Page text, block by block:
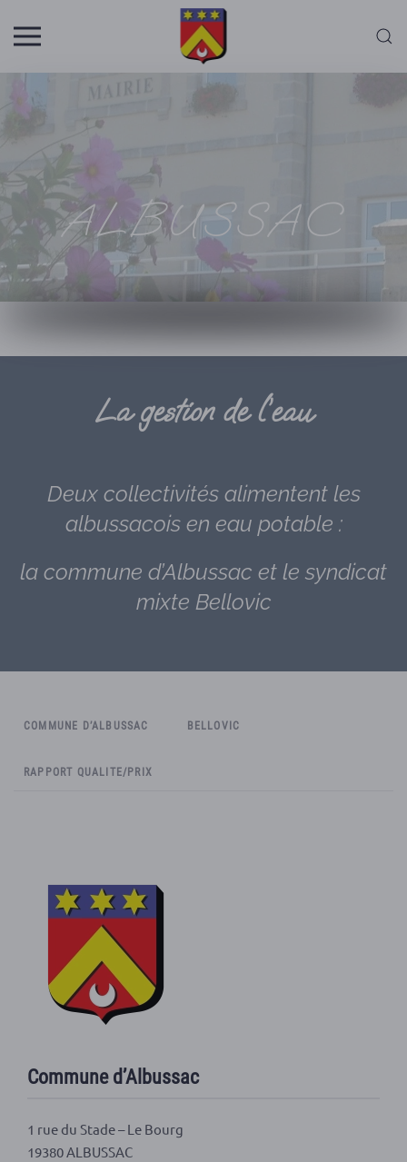
Skip to main content
ALBUSSAC
La gestion de l’eau
Deux collectivités alimentent les
albussacois en eau potable :
la commune d’Albussac et le syndicat
mixte Bellovic
COMMUNE D’ALBUSSAC BELLOVIC
RAPPORT QUALITE/PRIX
Commune d’Albussac
1 rue du Stade – Le Bourg
19380 ALBUSSAC